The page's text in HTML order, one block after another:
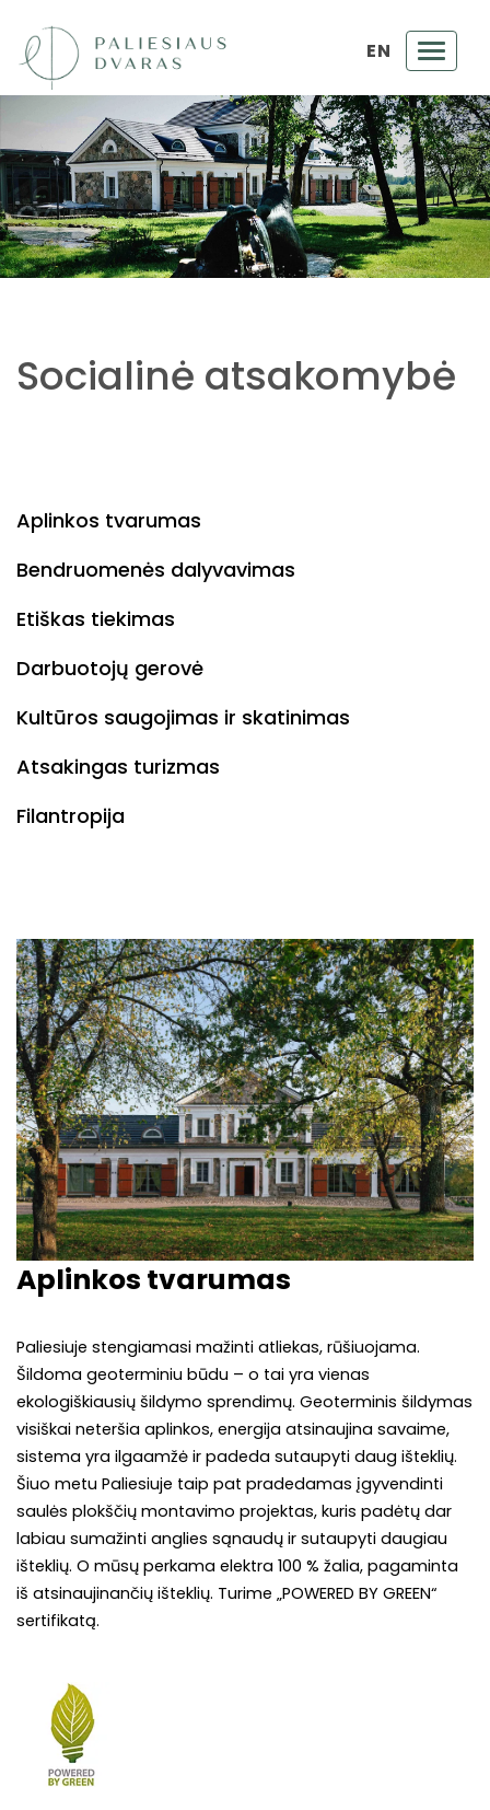
EN
Socialinė atsakomybė
Aplinkos tvarumas
Bendruomenės dalyvavimas
Etiškas tiekimas
Darbuotojų gerovė
Kultūros saugojimas ir skatinimas
Atsakingas turizmas
Filantropija
Aplinkos tvarumas
Paliesiuje stengiamasi mažinti atliekas, rūšiuojama.
Šildoma geoterminiu būdu – o tai yra vienas
ekologiškiausių šildymo sprendimų. Geoterminis šildymas
visiškai neteršia aplinkos, energija atsinaujina savaime,
sistema yra ilgaamžė ir padeda sutaupyti daug išteklių.
Šiuo metu Paliesiuje taip pat pradedamas įgyvendinti
saulės plokščių montavimo projektas, kuris padėtų dar
labiau sumažinti anglies sąnaudų ir sutaupyti daugiau
išteklių. O mūsų perkama elektra 100 % žalia, pagaminta
iš atsinaujinančių išteklių. Turime „POWERED BY GREEN“
sertifikatą.